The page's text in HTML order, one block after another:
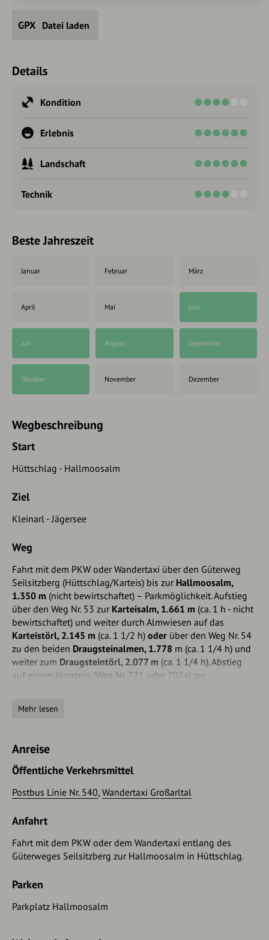
Datei laden
Details
Kondition
Erlebnis
Landschaft
Technik
Beste Jahreszeit
Januar Februar März
April Mai Juni
Juli August September
Oktober November Dezember
Wegbeschreibung
Start
Hüttschlag - Hallmoosalm
Ziel
Kleinarl - Jägersee
Weg
Fahrt mit dem PKW oder Wandertaxi über den Güterweg
Seilsitzberg (Hüttschlag/Karteis) bis zur Hallmoosalm,
1.350 m (nicht bewirtschaftet) – Parkmöglichkeit. Aufstieg
über den Weg Nr. 53 zur Karteisalm, 1.661 m (ca. 1 h - nicht
bewirtschaftet) und weiter durch Almwiesen auf das
Karteistörl, 2.145 m (ca. 1 1/2 h) oder über den Weg Nr. 54
zu den beiden Draugsteinalmen, 1.778 m (ca. 1 1/4 h) und
weiter zum Draugsteintörl, 2.077 m (ca. 1 1/4 h). Abstieg
auf einem Almsteig (Weg Nr. 721 oder 702a) zur
Hier beginnt der Abstieg über eine Steilstufe in vielen
Parkplatz, ab hier Rückfahrt mit dem Wandertaxi ins
Großarltal möglich) oder Weitermarsch bis zum
3/4 h) – Postbusstation.
Mehr lesen
Anreise
Öffentliche Verkehrsmittel
Postbus Linie Nr. 540, Wandertaxi Großarltal
Anfahrt
Fahrt mit dem PKW oder dem Wandertaxi entlang des
Güterweges Seilsitzberg zur Hallmoosalm in Hüttschlag.
Parken
Parkplatz Hallmoosalm